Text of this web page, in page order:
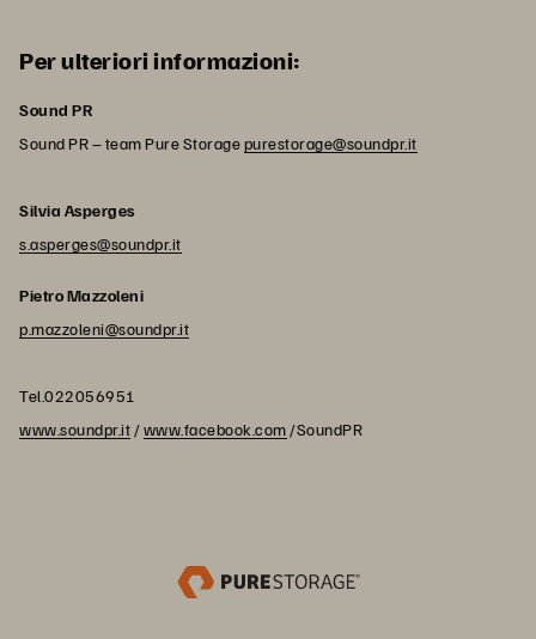
Per ulteriori informazioni:
Sound PR
Sound PR – team Pure Storagepurestorage@soundpr.it
Silvia Asperges
s.asperges@soundpr.it
Pietro Mazzoleni
p.mazzoleni@soundpr.it
Tel.022056951
www.soundpr.it /www.facebook.com /SoundPR